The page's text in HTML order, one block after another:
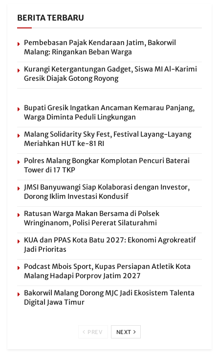
BERITA TERBARU
Pembebasan Pajak Kendaraan Jatim, Bakorwil
Malang: Ringankan Beban Warga
Kurangi Ketergantungan Gadget, Siswa MI Al-Karimi
Gresik Diajak Gotong Royong
Bupati Gresik Ingatkan Ancaman Kemarau Panjang,
Warga Diminta Peduli Lingkungan
Malang Solidarity Sky Fest, Festival Layang-Layang
Meriahkan HUT ke-81 RI
Polres Malang Bongkar Komplotan Pencuri Baterai
Tower di 17 TKP
JMSI Banyuwangi Siap Kolaborasi dengan Investor,
Dorong Iklim Investasi Kondusif
Ratusan Warga Makan Bersama di Polsek
Wringinanom, Polisi Pererat Silaturahmi
KUA dan PPAS Kota Batu 2027: Ekonomi Agrokreatif
Jadi Prioritas
Podcast Mbois Sport, Kupas Persiapan Atletik Kota
Malang Hadapi Porprov Jatim 2027
Bakorwil Malang Dorong MJC Jadi Ekosistem Talenta
Digital Jawa Timur
PREV NEXT